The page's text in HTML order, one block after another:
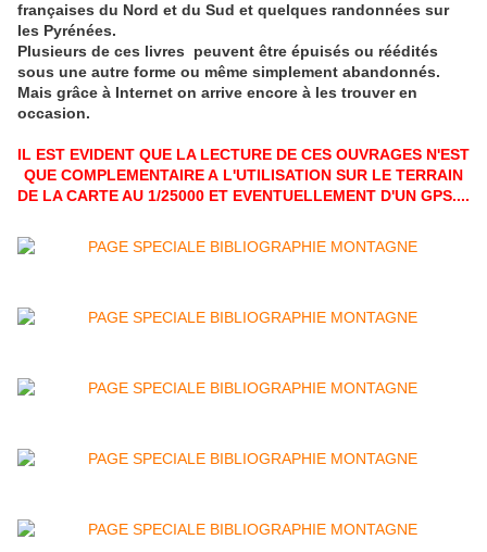
françaises du Nord et du Sud et quelques randonnées sur
les Pyrénées.
Plusieurs de ces livres peuvent être épuisés ou réédités
sous une autre forme ou même simplement abandonnés.
Mais grâce à Internet on arrive encore à les trouver en
occasion.
IL EST EVIDENT QUE LA LECTURE DE CES OUVRAGES N'EST
QUE COMPLEMENTAIRE A L'UTILISATION SUR LE TERRAIN
DE LA CARTE AU 1/25000 ET EVENTUELLEMENT D'UN GPS....